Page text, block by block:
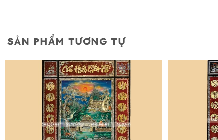
SẢN PHẨM TƯƠNG TỰ